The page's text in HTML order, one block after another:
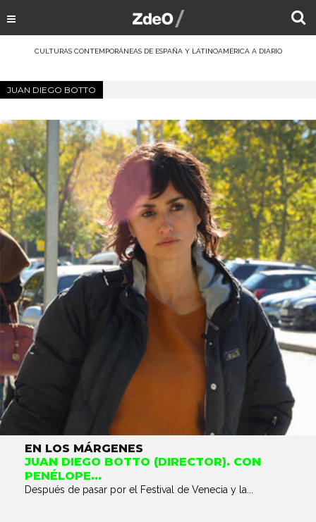
CULTURAS CONTEMPORÁNEAS DE ESPAÑA Y LATINOAMÉRICA A DIARIO
JUAN DIEGO BOTTO
EN LOS MÁRGENES
JUAN DIEGO BOTTO (DIRECTOR). CON
PENÉLOPE...
Después de pasar por el Festival de Venecia y la...